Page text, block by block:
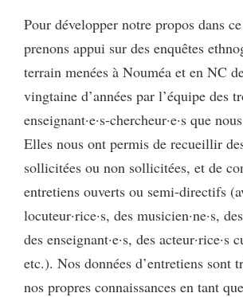
Pour développer notre propos dans
prenons appui sur des enquêtes
terrain menées à Nouméa et en NC
vingtaine d’années par l’équipe des
enseignant·e·s-chercheur·e·s que
Elles nous ont permis de recueillir
sollicitées ou non sollicitées, et de
entretiens ouverts ou semi-directifs
locuteur·rice·s, des musicien·ne·s,
des enseignant·e·s, des acteur·rice·s
etc.). Nos données d’entretiens sont
nos propres connaissances en tant que